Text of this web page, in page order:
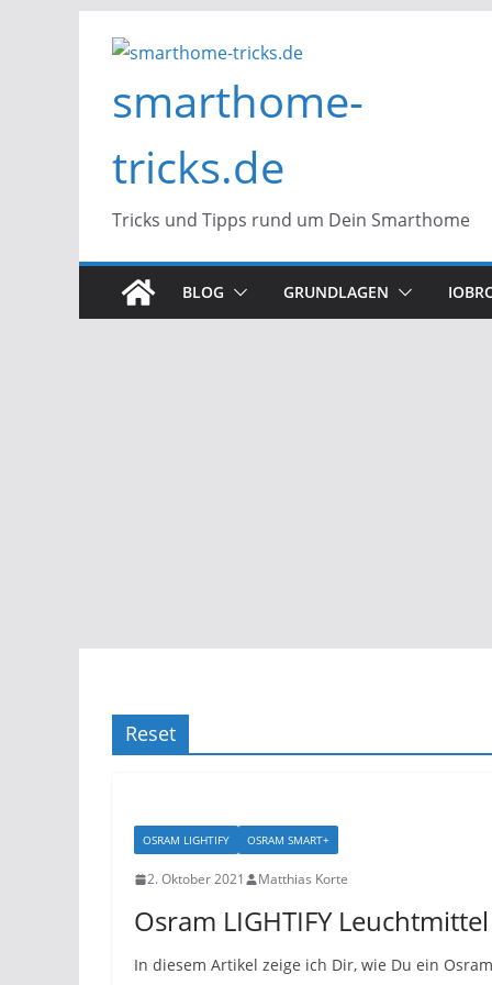
Inhalt
smarthome-
tricks.de
Tricks und Tipps rund um Dein Smarthome
BLOG GRUNDLAGEN
Reset
OSRAM LIGHTIFY OSRAM SMART+
2. Oktober 2021 Matthias Korte
Osram LIGHTIFY
In diesem Artikel zeige ich Dir, wie Du ein